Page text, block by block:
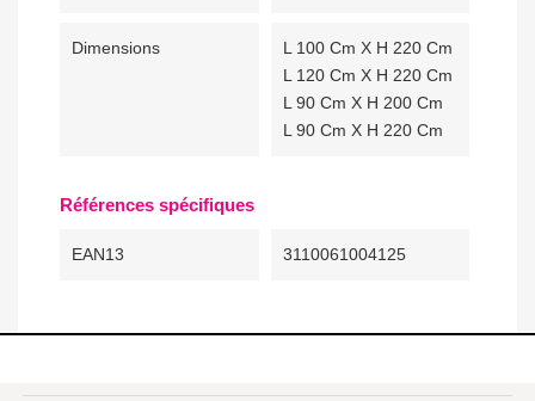
Dimensions
L 100 Cm X H 220 Cm
L 120 Cm X H 220 Cm
L 90 Cm X H 200 Cm
L 90 Cm X H 220 Cm
Références spécifiques
EAN13 3110061004125